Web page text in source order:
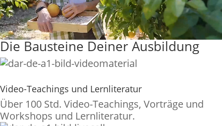
Die Bausteine Deiner Ausbildung
Video-Teachings und Lernliteratur
Über 100 Std. Video-Teachings, Vorträge und
Workshops und Lernliteratur.